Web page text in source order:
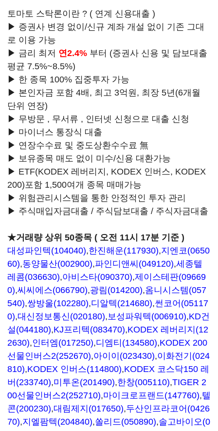
토마토 스탁론이란 ? ( 연계 신용대출 )
▶ 증권사 변경 없이/신규 계좌 개설 없이 기존 그대
로 이용 가능
▶ 금리 최저 연2.4% 부터 (증권사 신용 및 담보대출
평균 7.5%~8.5%)
▶ 한 종목 100% 집중투자 가능
▶ 본인자금 포함 4배, 최고 3억원, 최장 5년(6개월
단위 연장)
▶ 무방문 , 무서류 , 인터넷 신청으로 대출 신청
▶ 마이너스 통장식 대출
▶ 연장수수료 및 중도상환수수료 無
▶ 보유종목 매도 없이 미수/신용 대환가능
▶ ETF(KODEX 레버리지, KODEX 인버스, KODEX
200)포함 1,500여개 종목 매매가능
▶ 위험관리시스템을 통한 안정적인 투자 관리
▶ 주식매입자금대출 / 주식담보대출 / 주식자금대출
★거래량 상위 50종목 ( 오전 11시 17분 기준 )
대성파인텍(104040),한진해운(117930),지엔코(0650
60),동양물산(002900),파인디앤씨(049120),세종텔
레콤(036630),아비스타(090370),제이스테판(09669
0),씨씨에스(066790),광림(014200),옴니시스템(057
540),쌍방울(102280),디알텍(214680),썬코어(05117
0),대신정보통신(020180), 보성파워텍(006910),KD건
설(044180),KJ프리텍(083470),KODEX 레버리지(12
2630),인터엠(017250),디엠티(134580),KODEX 200
선물인버스2(252670),아이이(023430),이화전기(024
810),KODEX 인버스(114800),KODEX 코스닥150 레
버(233740),미투온(201490),한창(005110),TIGER 2
00선물인버스2(252710),마이크로프랜드(147760),텔
콘(200230),대림제지(017650),두산인프라코어(0426
70),지엘팜텍(204840),쏠리드(050890),솔고바이오(0